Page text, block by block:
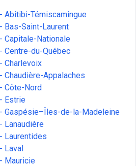
Abitibi-Témiscamingue
Bas-Saint-Laurent
Capitale-Nationale
Centre-du-Québec
Charlevoix
Appalaches
Côte-Nord
Estrie
Gaspésie–Îles-de-la-Madeleine
Lanaudière
Laurentides
Laval
Mauricie